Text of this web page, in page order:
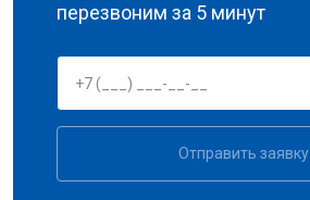
перезвоним за 5 минут
Отправить заявку